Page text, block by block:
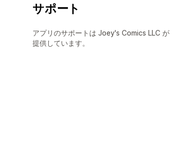
サポート
アプリのサポートは Joey's Comics LLC が
提供しています。